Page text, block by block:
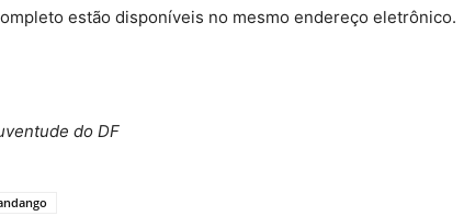
estão disponíveis no mesmo endereço eletrônico.
do DF